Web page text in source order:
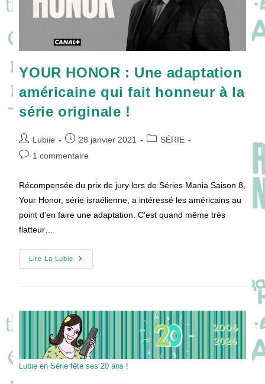
YOUR HONOR : Une adaptation
américaine qui fait honneur à la
série originale !
Auteur/autrice
de
Lubiie
Publication
publiée :
28 janvier 2021
PostSÉRIE
Commentaires
publication :
1 commentaire
Récompensée du prix de jury lors de Séries Mania Saison 8,
Your Honor, série israélienne, a intéressé les américains au
point d'en faire une adaptation. C'est quand même très
flatteur…
Lire La Lubie
YOUR
HONOR
Qui
Fait
Honneur
À
La
Série
Originale
!
Lubie en Série fête ses 20 ans !